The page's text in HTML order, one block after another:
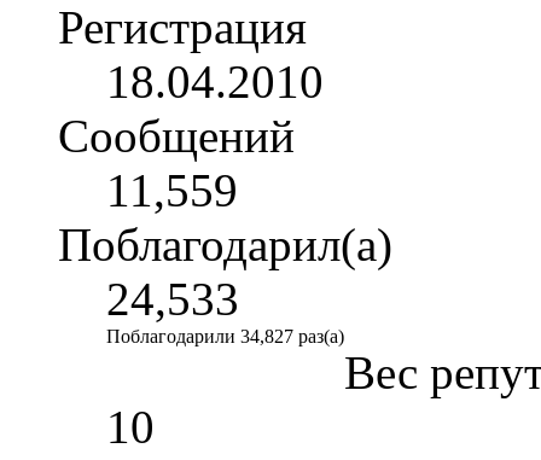
Регистрация
18.04.2010
Сообщений
11,559
Поблагодарил(а)
24,533
Поблагодарили 34,827 раз(а)
Вес
10